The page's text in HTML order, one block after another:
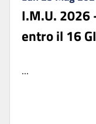
I.M.U. 2026
entro il 16
...